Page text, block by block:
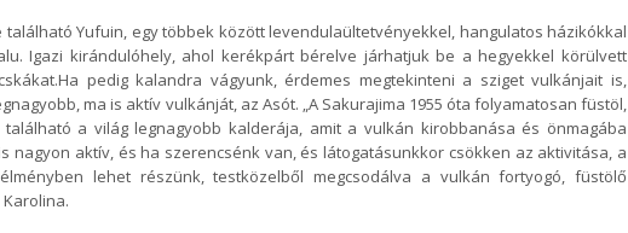
Yufuin, egy többek közöttlevendulaültetvényekkel, hangulatos házikókkal
Igazi kirándulóhely, ahol kerékpárt bérelve járhatjuk be a hegyekkel körülvett
Ha pedig kalandra vágyunk, érdemes megtekinteni a sziget vulkánjait is,
ma is aktív vulkánját, az Asót. „A Sakurajima 1955 óta folyamatosan füstöl,
a világ legnagyobbkalderája, amit a vulkán kirobbanása és önmagába
nagyon aktív, és ha szerencsénk van, és látogatásunkkor csökken az aktivitása, a
lehet részünk, testközelből megcsodálva a vulkánfortyogó, füstölő